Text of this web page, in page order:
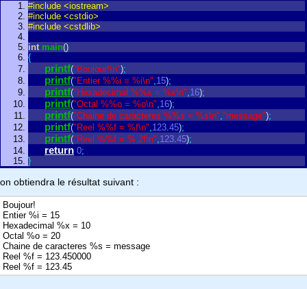
#include <iostream>
#include <cstdio>
#include <cstdlib>
int main()
{
printf("Boujour!\n");
printf("Entier %%i = %i\n",15);
printf("Hexadecimal %%x = %x\n",16);
printf("Octal %%o = %o\n",16);
printf("Chaine de caracteres %%s = %s\n","message");
printf("Reel %%f = %f\n",123.45);
printf("Reel %%f = %.2f\n",123.45);
return 0;
}
on obtiendra le résultat suivant :
Boujour!
Entier %i = 15
Hexadecimal %x = 10
Octal %o = 20
Chaine de caracteres %s = message
Reel %f = 123.450000
Reel %f = 123.45